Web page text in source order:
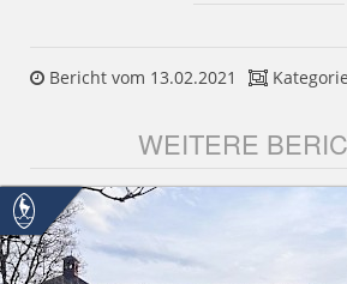
Bericht vom 13.02.2021
WEITERE